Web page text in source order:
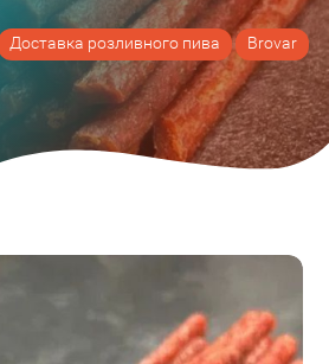
Доставка розливного пива Brovar